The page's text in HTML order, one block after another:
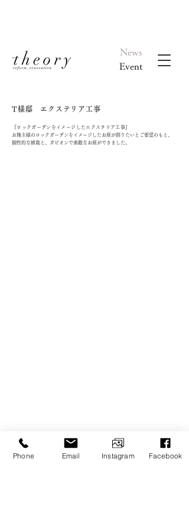
News
​Event
T様邸 エクステリア工事
『ロックガーデンをイメージしたエクステリア工事』
​お施主様のロックガーデンをイメージしたお庭が創りたいとご要望のもと、
個性的な植栽と、ガビオンで素敵なお庭ができました。
>
Phone Email Instagram Facebook